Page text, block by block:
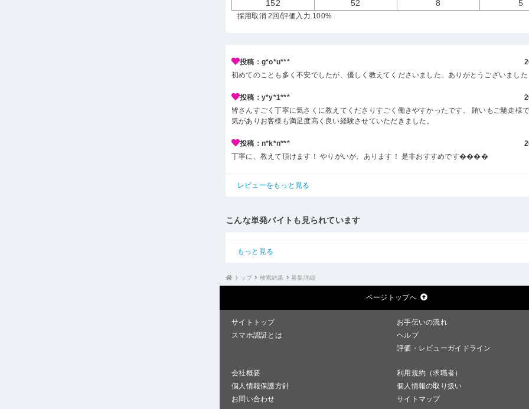
152 52 8 5
採用取消 2回 /評価入力 100%
投稿：g*o*u***
初めてのことも多く不安でしたが、優しく教えてくださいました。ありがとうございました
投稿：y*y*1***
皆さんすごく丁寧に気さくに教えてくださりすごく働きやすかったです。 賄いもご馳走様
気がありお客様も満足度高く良い経験させていただきました。
投稿：n*k*n***
丁寧に、教えて頂けます！ やりがいが、あります！ 是非おすすめです����
レビューをもっと見る
こんな単発バイトも見られています
もっと見る
トップ 検索結果 募集詳細
ページトップへ
サイトトップ
お手伝いの流れ
スマホ認証とは
ヘルプ
評価・レビューガイドライン
会社概要
利用規約（求職者）
個人情報保護方針
個人情報の取り扱い
お問い合わせ
サイトマップ